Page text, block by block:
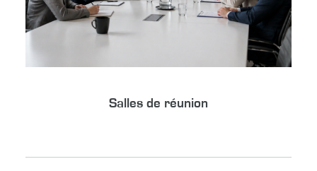
Salles de réunion